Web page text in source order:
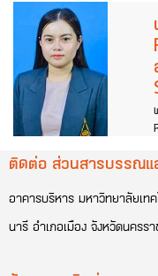
ติดต่อ ส่วนสารบรรณแ
อาคารบริหาร มหาวิทยาลัยเท
นารี อำเภอเมือง จังหวัดนคร